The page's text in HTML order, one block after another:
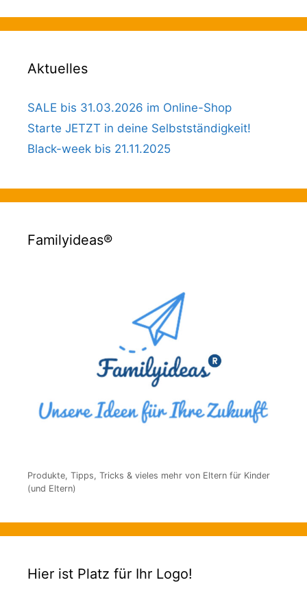
Aktuelles
SALE bis 31.03.2026 im Online-Shop
Starte JETZT in deine Selbstständigkeit!
Black-week bis 21.11.2025
Familyideas®
Produkte, Tipps, Tricks & vieles mehr von Eltern für Kinder
(und Eltern)
Hier ist Platz für Ihr Logo!